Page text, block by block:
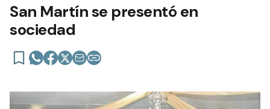
San Martín se presentó en
sociedad